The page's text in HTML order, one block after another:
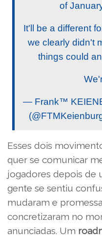
of
It'll be a different
we clearly didn't
things could
— Frank™
Esses dois
quer se comunicar
jogadores depois de
gente se sentiu
mudaram e
concretizaram no
anunciadas. Um